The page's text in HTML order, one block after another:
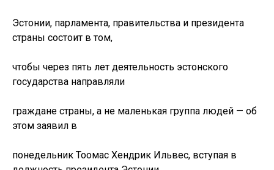
Эстонии, парламента, правительства и президента
страны состоит в том,
чтобы через пять лет деятельность эстонского
государства направляли
граждане страны, а не маленькая группа людей — об
этом заявил в
понедельник Тоомас Хендрик Ильвес, вступая в